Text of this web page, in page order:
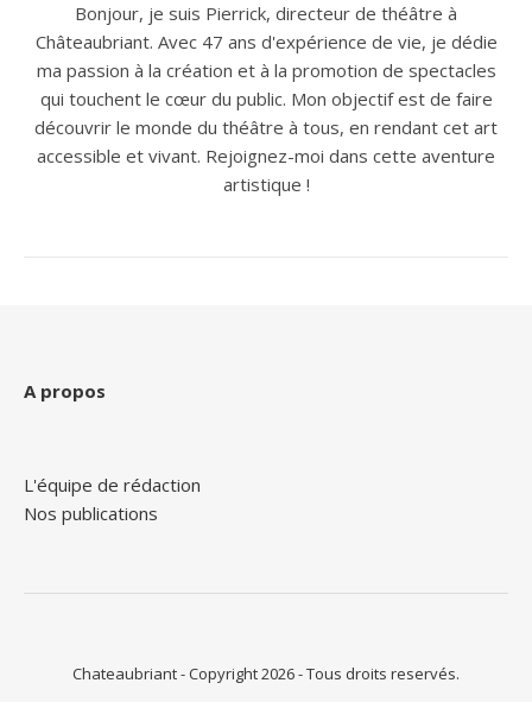
Bonjour, je suis Pierrick, directeur de théâtre à
Châteaubriant. Avec 47 ans d'expérience de vie, je dédie
ma passion à la création et à la promotion de spectacles
qui touchent le cœur du public. Mon objectif est de faire
découvrir le monde du théâtre à tous, en rendant cet art
accessible et vivant. Rejoignez-moi dans cette aventure
artistique !
A propos
L'équipe de rédaction
Nos publications
Chateaubriant - Copyright 2026 - Tous droits reservés.